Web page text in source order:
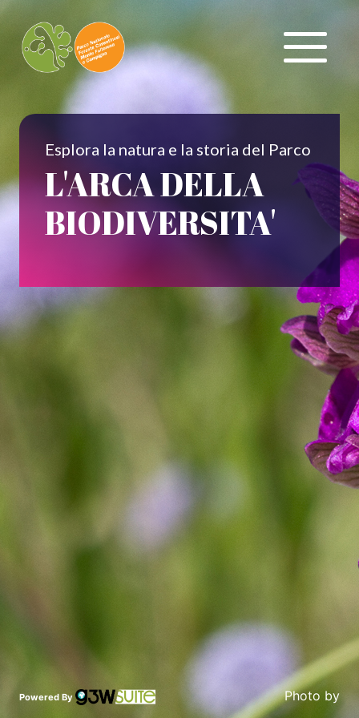
Photo by
Esplora la natura e la storia del Parco
L'ARCA DELLA
BIODIVERSITA'
Powered By